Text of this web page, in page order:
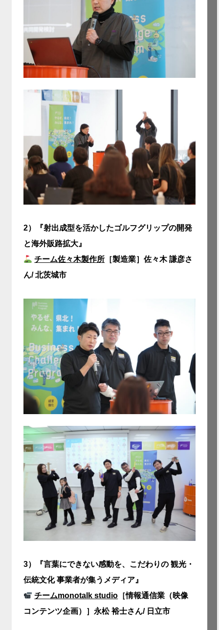
2）
『射出成型を活かしたゴルフグリップの開発
と海外販路拡大』
チーム佐々木製作所 ［製造業］佐々木 謙彦さ
ん/ 北茨城市
3）
『言葉にできない感動を、こだわりの 観光・
伝統文化 事業者が集うメディア』
チームmonotalk studio ［情報通信業（映像
コンテンツ企画）］永松 裕士さん/ 日立市